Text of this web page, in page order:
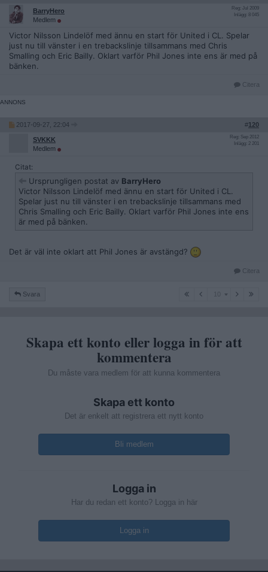
BarryHero
Medlem
Reg: Jul 2009
Inlägg: 8 045
Victor Nilsson Lindelöf med ännu en start för United i CL. Spelar
just nu till vänster i en trebackslinje tillsammans med Chris
Smalling och Eric Bailly. Oklart varför Phil Jones inte ens är med på
bänken.
Citera
2017-09-27, 22:04 #120
SVKKK
Medlem
Reg: Sep 2012
Inlägg: 2 201
Citat:
Ursprungligen postat av BarryHero
Victor Nilsson Lindelöf med ännu en start för United i CL.
Spelar just nu till vänster i en trebackslinje tillsammans med
Chris Smalling och Eric Bailly. Oklart varför Phil Jones inte ens
är med på bänken.
Det är väl inte oklart att Phil Jones är avstängd?
Citera
Svara 10
Skapa ett konto eller logga in för att
kommentera
Du måste vara medlem för att kunna kommentera
Skapa ett konto
Det är enkelt att registrera ett nytt konto
Bli medlem
Logga in
Har du redan ett konto? Logga in här
Logga in